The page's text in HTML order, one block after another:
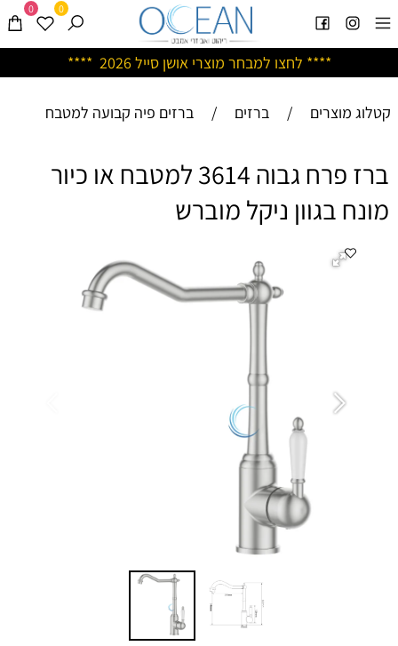
**** לחצו למבחר מוצרי אושן סייל 2026 ****
0 0
קטלוג מוצרים / ברזים / ברזים פיה קבועה למטבח
ברז פרח גבוה 3614 למטבח או כיור
מונח בגוון ניקל מוברש